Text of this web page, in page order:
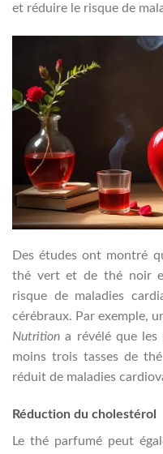
et réduire le risque de
Des études ont montré
thé vert et de thé noir
risque de maladies
cérébraux. Par exemple,
Nutrition a révélé que les
moins trois tasses de
réduit de maladies
Réduction du cholestérol
Le thé parfumé peut